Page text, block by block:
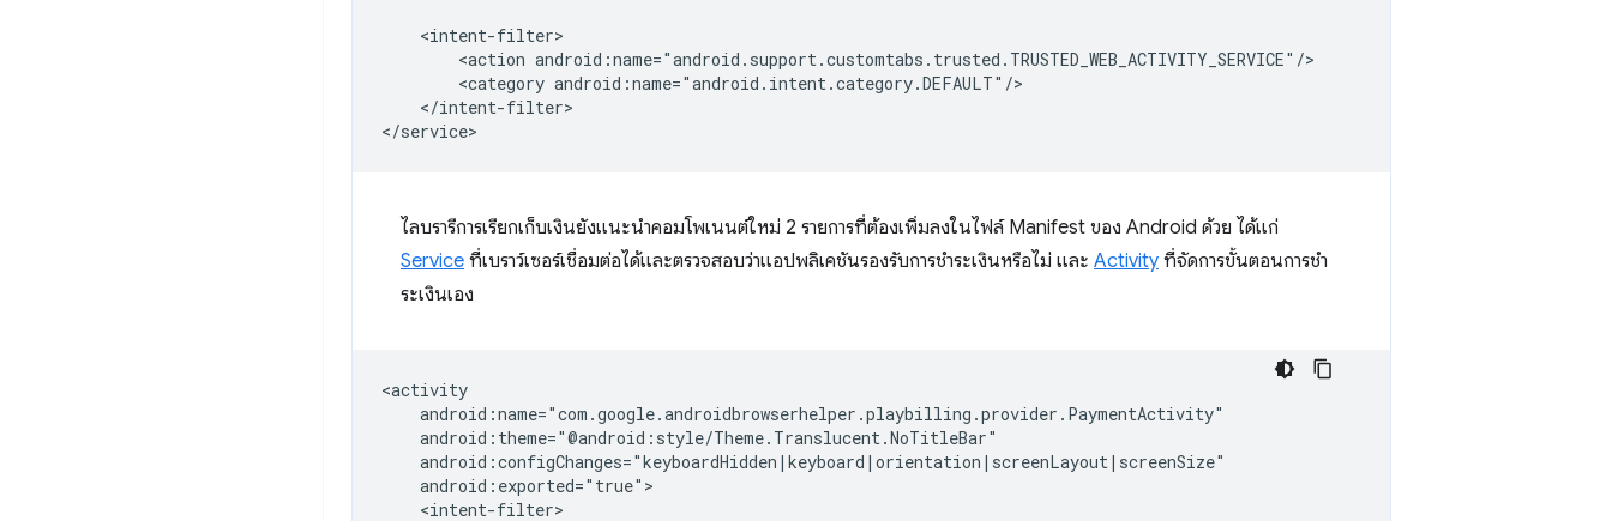
<action
<category
</intent-filter>
ไลบรารีการเรียกเก็บเงินยังแนะนำคอมโพเนนต์ใหม่ 2 รายการที่ต้องเพิ่มลงในไฟล์ Manifest ของ Android ด้วย ได้แก่
Service ที่เบราว์เซอร์เชื่อมต่อได้และตรวจสอบว่าแอปพลิเคชันรองรับการชำระเงินหรือไม่ และ Activity ที่จัดการขั้นตอนการชํา
ระเงินเอง